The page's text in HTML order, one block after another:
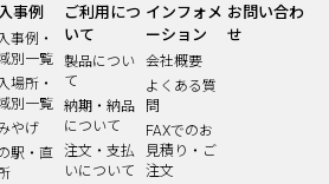
事例
事例・
別一覧
場所・
別一覧
やげ
駅・直
ご利用につ
いて
製品につい
て
納期・納品
について
注文・支払
いについて
インフォメ
ーション
会社概要
よくある質
問
FAXでのお
見積り・ご
注文
お問い合わ
せ